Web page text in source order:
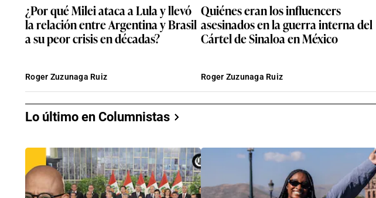
¿Por qué Milei ataca a Lula y llevó
la relación entre Argentina y Brasil
a su peor crisis en décadas?
Roger Zuzunaga Ruiz
Quiénes eran los influencers
asesinados en la guerra interna del
Cártel de Sinaloa en México
Roger Zuzunaga Ruiz
Lo último en Columnistas